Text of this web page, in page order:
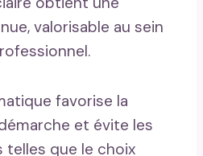
valorisable au sein
favorise la
et évite les
que le choix